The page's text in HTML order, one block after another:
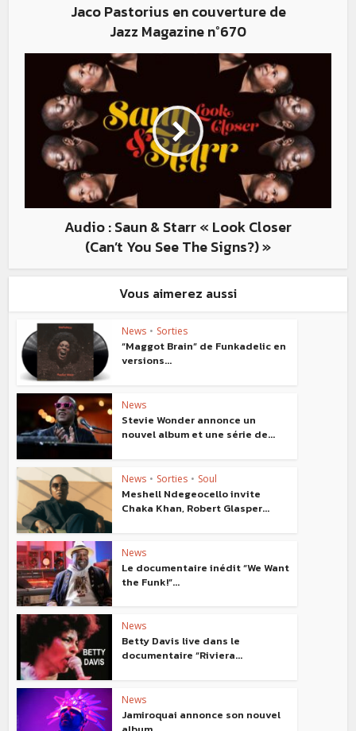
Jaco Pastorius en couverture de
Jazz Magazine n°670
Audio : Saun & Starr « Look Closer
(Can’t You See The Signs?) »
Vous aimerez aussi
News • Sorties
“Maggot Brain” de Funkadelic en
versions...
News
Stevie Wonder annonce un
nouvel album et une série de...
News • Sorties • Soul
Meshell Ndegeocello invite
Chaka Khan, Robert Glasper...
News
Le documentaire inédit “We Want
the Funk!”...
News
Betty Davis live dans le
documentaire “Riviera...
News
Jamiroquai annonce son nouvel